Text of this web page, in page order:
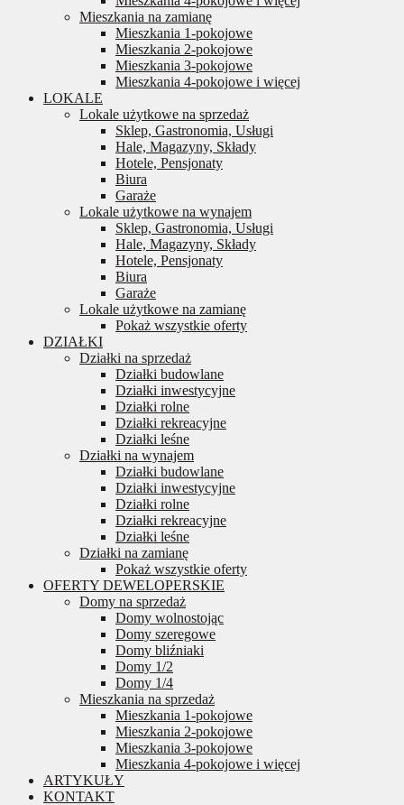
Mieszkania na zamianę
Mieszkania 1-pokojowe
Mieszkania 2-pokojowe
Mieszkania 3-pokojowe
Mieszkania 4-pokojowe i więcej
LOKALE
Lokale użytkowe na sprzedaż
Sklep, Gastronomia, Usługi
Hale, Magazyny, Składy
Hotele, Pensjonaty
Biura
Garaże
Lokale użytkowe na wynajem
Sklep, Gastronomia, Usługi
Hale, Magazyny, Składy
Hotele, Pensjonaty
Biura
Garaże
Lokale użytkowe na zamianę
Pokaż wszystkie oferty
DZIAŁKI
Działki na sprzedaż
Działki budowlane
Działki inwestycyjne
Działki rolne
Działki rekreacyjne
Działki leśne
Działki na wynajem
Działki budowlane
Działki inwestycyjne
Działki rolne
Działki rekreacyjne
Działki leśne
Działki na zamianę
Pokaż wszystkie oferty
OFERTY DEWELOPERSKIE
Domy na sprzedaż
Domy wolnostojąc
Domy szeregowe
Domy bliźniaki
Domy 1/2
Domy 1/4
Mieszkania na sprzedaż
Mieszkania 1-pokojowe
Mieszkania 2-pokojowe
Mieszkania 3-pokojowe
Mieszkania 4-pokojowe i więcej
ARTYKUŁY
KONTAKT